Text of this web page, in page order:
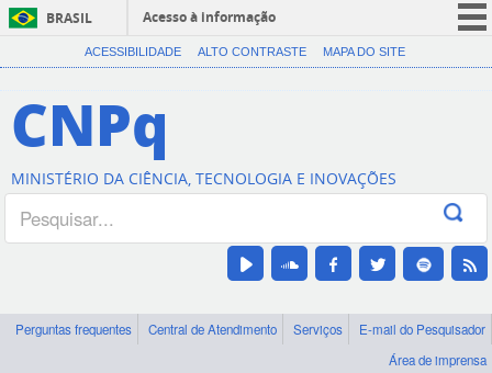
BRASIL
Acesso à informação
CORONAVÍRUS (COVID-19)
Canais
ACESSIBILIDADE ALTO CONTRASTE MAPA DO SITE
CNPq
MINISTÉRIO DA CIÊNCIA, TECNOLOGIA E INOVAÇÕES
Perguntas frequentes Central de Atendimento Serviços
E-mail do Pesquisador
Área de imprensa